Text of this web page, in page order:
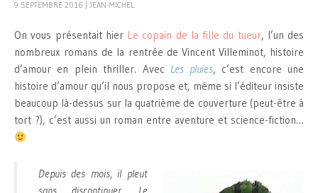
9 SEPTEMBRE 2016 JEAN-MICHEL
On vous présentait hier Le copain de la fille du tueur, l’un des
nombreux romans de la rentrée de Vincent Villeminot, histoire
d’amour en plein thriller. Avec Les pluies, c’est encore une
histoire d’amour qu’il nous propose et, même si l’éditeur insiste
beaucoup là-dessus sur la quatrième de couverture (peut-être à
tort ?), c’est aussi un roman entre aventure et science-fiction…
Depuis des mois, il pleut